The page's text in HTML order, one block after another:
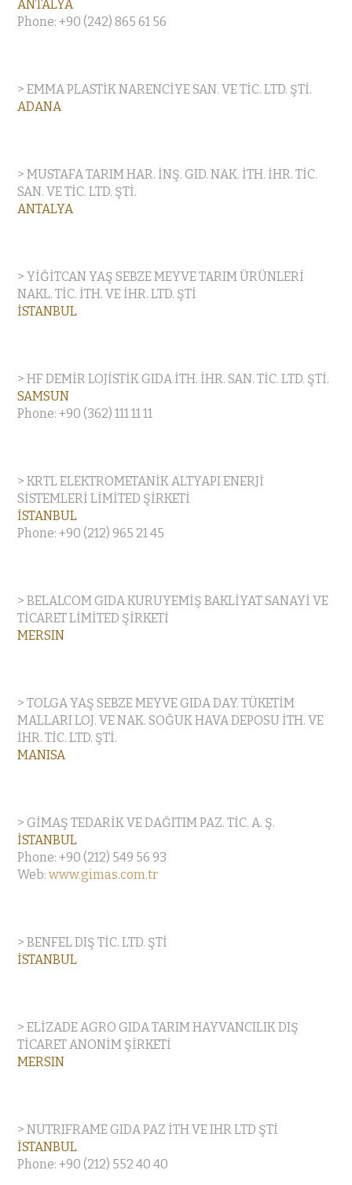
ANTALYA
Phone: +90 (242) 865 61 56
> EMMA PLASTİK NARENCİYE SAN. VE TİC. LTD. ŞTİ.
ADANA
> MUSTAFA TARIM HAR. İNŞ. GID. NAK. İTH. İHR. TİC.
SAN. VE TİC. LTD. ŞTİ.
ANTALYA
> YİĞİTCAN YAŞ SEBZE MEYVE TARIM ÜRÜNLERİ
NAKL. TİC. İTH. VE İHR. LTD. ŞTİ
İSTANBUL
> HF DEMİR LOJİSTİK GIDA İTH. İHR. SAN. TİC. LTD. ŞTİ.
SAMSUN
Phone: +90 (362) 111 11 11
> KRTL ELEKTROMETANİK ALTYAPI ENERJİ
SİSTEMLERİ LİMİTED ŞİRKETİ
İSTANBUL
Phone: +90 (212) 965 21 45
> BELALCOM GIDA KURUYEMİŞ BAKLİYAT SANAYİ VE
TİCARET LİMİTED ŞİRKETİ
MERSIN
> TOLGA YAŞ SEBZE MEYVE GIDA DAY. TÜKETİM
MALLARI LOJ. VE NAK. SOĞUK HAVA DEPOSU İTH. VE
İHR. TİC. LTD. ŞTİ.
MANISA
> GİMAŞ TEDARİK VE DAĞITIM PAZ. TİC. A. Ş.
İSTANBUL
Phone: +90 (212) 549 56 93
Web: www.gimas.com.tr
> BENFEL DIŞ TİC. LTD. ŞTİ
İSTANBUL
> ELİZADE AGRO GIDA TARIM HAYVANCILIK DIŞ
TİCARET ANONİM ŞİRKETİ
MERSIN
> NUTRIFRAME GIDA PAZ İTH VE IHR LTD ŞTİ
İSTANBUL
Phone: +90 (212) 552 40 40